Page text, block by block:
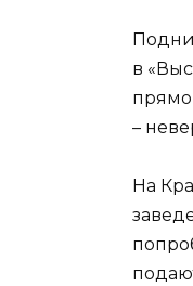
в
прямо
–
На